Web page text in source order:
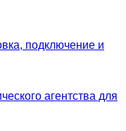
подключение и
агентства для